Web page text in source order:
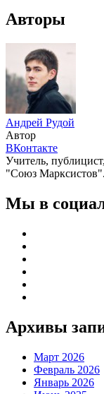
Авторы
Андрей Рудой
Автор
ВКонтакте
Учитель,
"Союз Марксистов".
Мы в
Архивы
Март 2026
Февраль 2026
Январь 2026